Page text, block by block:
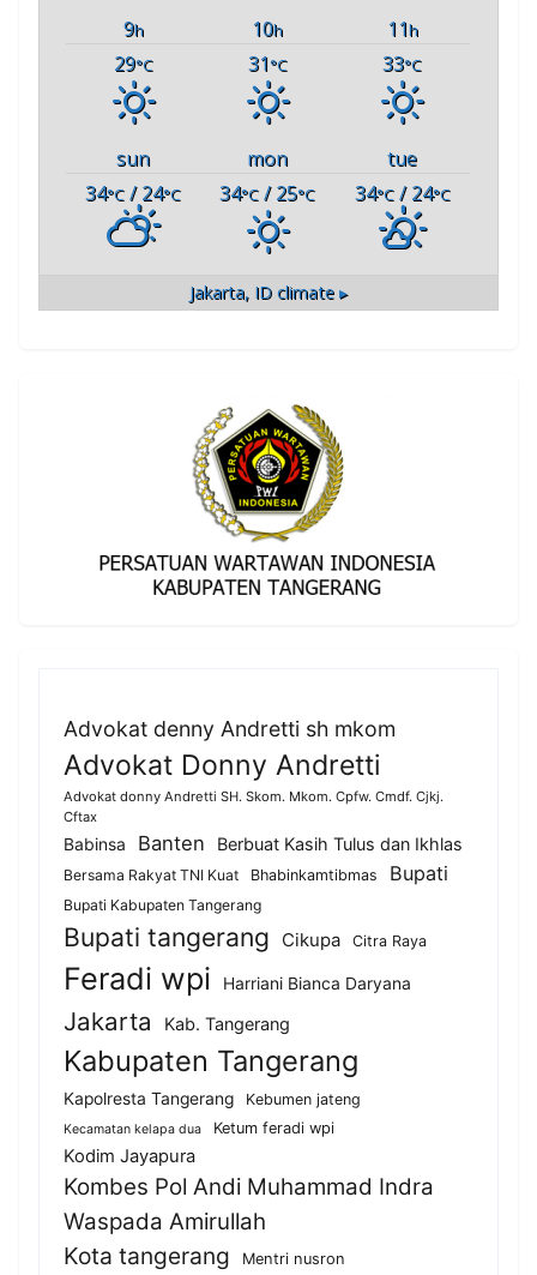
9h 10h 11h
29°C 31°C 33°C
sun mon
tue
34°C / 24°C 34°C / 25°C 34°C/ 24°C
Jakarta, ID climate ▸
Advokat denny Andretti sh mkom
Advokat Donny Andretti
Advokat donny Andretti SH. Skom. Mkom. Cpfw. Cmdf. Cjkj.
Cftax
Babinsa Banten Berbuat Kasih Tulus dan Ikhlas
Bersama Rakyat TNI Kuat Bhabinkamtibmas Bupati
Bupati Kabupaten Tangerang
Bupati tangerang Cikupa Citra Raya
Feradi wpi Harriani Bianca Daryana
Jakarta Kab. Tangerang
Kabupaten Tangerang
Kapolresta Tangerang Kebumen jateng
Kecamatan kelapa dua Ketum feradi wpi
Kodim Jayapura
Kombes Pol Andi Muhammad Indra
Waspada Amirullah
Kota tangerang
Mentri nusron